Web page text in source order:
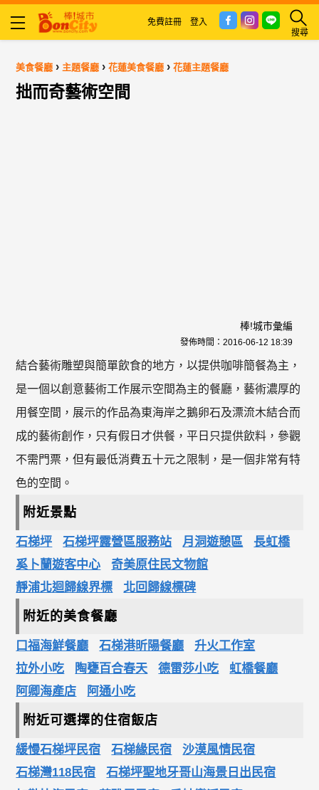
搜尋
免費註冊 登入
美食餐廳 › 主題餐廳 ›花蓮美食餐廳 ›花蓮主題餐廳
拙而奇藝術空間
棒!城市彙編
發佈時間： 2016-06-12 18:39
結合藝術雕塑與簡單飲食的地方，以提供咖啡簡餐為主，
是一個以創意藝術工作展示空間為主的餐廳，藝術濃厚的
用餐空間，展示的作品為東海岸之鵝卵石及漂流木結合而
成的藝術創作，只有假日才供餐，平日只提供飲料，參觀
不需門票，但有最低消費五十元之限制，是一個非常有特
色的空間。
附近景點
石梯坪 石梯坪露營區服務站 月洞遊憩區
長虹橋
奚卜蘭遊客中心
奇美原住民文物館
靜浦北迴歸線界標
北回歸線標碑
附近的美食餐廳
口福海鮮餐廳 石梯港昕陽餐廳
升火工作室
拉外小吃
陶甕百合春天 德雷莎小吃
虹橋餐廳
阿卿海產店
阿通小吃
附近可選擇的住宿飯店
緩慢石梯坪民宿 石梯緣民宿
沙漠風情民宿
石梯灣118民宿
石梯坪聖地牙哥山海景日出民宿